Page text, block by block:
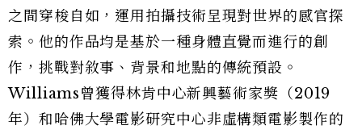
之間穿梭自如，運用拍攝技術呈現對世界的感官探
索。他的作品均是基於一種身體直覺而進行的創
作，挑戰對敘事、背景和地點的傳統預設。
Williams曾獲得林肯中心新興藝術家獎（2019
年）和哈佛大學電影研究中心非虛構類電影製作的